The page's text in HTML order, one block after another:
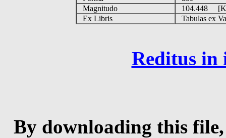
Magnitudo
104.448
Ex Libris
Tabulas ex
Reditus in
By downloading this